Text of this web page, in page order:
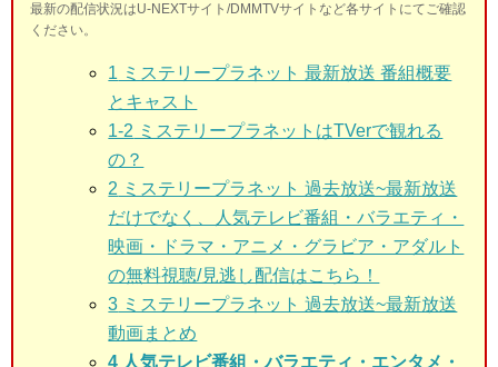
最新の配信状況はU-NEXTサイト/DMMTVサイトなど各サイトにてご確認
ください。
1 ミステリープラネット 最新放送 番組概要
とキャスト
1-2 ミステリープラネットはTVerで観れる
の？
2 ミステリープラネット 過去放送~最新放送
だけでなく、人気テレビ番組・バラエティ・
映画・ドラマ・アニメ・グラビア・アダルト
の無料視聴/見逃し配信はこちら！
3 ミステリープラネット 過去放送~最新放送
動画まとめ
4 人気テレビ番組・バラエティ・エンタメ・